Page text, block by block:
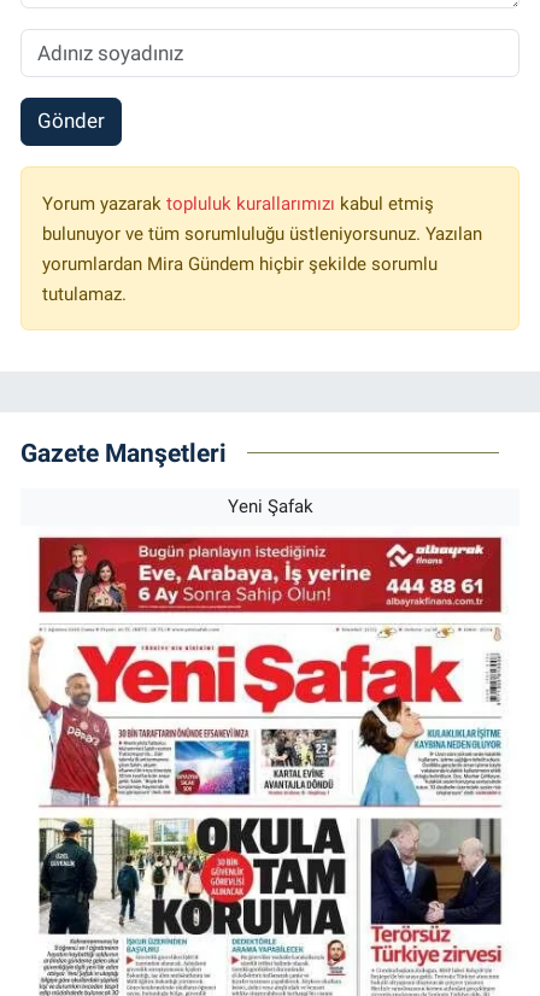
Gönder
Yorum yazarak topluluk kurallarımızı kabul etmiş
bulunuyor ve tüm sorumluluğu üstleniyorsunuz. Yazılan
yorumlardan Mira Gündem hiçbir şekilde sorumlu
tutulamaz.
Gazete Manşetleri
Yeni Şafak